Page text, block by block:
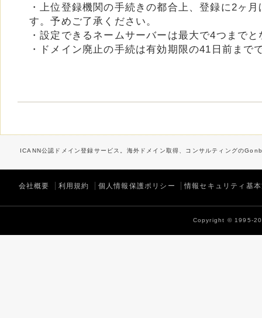
・上位登録機関の手続きの都合上、登録に2ヶ
す。予めご了承ください。
・設定できるネームサーバーは最大で4つまで
・ドメイン廃止の手続は有効期限の41日前まで
ICANN公認ドメイン登録サービス。海外ドメイン取得、コンサルティングの
会社概要 利用規約 個人情報保護ポリシー 情報セキュリティ基
Copyright © 1995-